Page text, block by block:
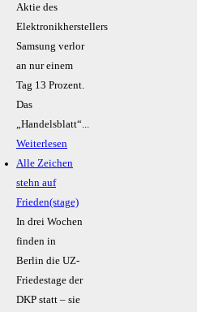
Aktie des
Elektronikherstellers
Samsung verlor
an nur einem
Tag 13 Prozent.
Das
„Handelsblatt“...
Weiterlesen
Alle Zeichen
stehn auf
Frieden(stage)
In drei Wochen
finden in
Berlin die UZ-
Friedestage der
DKP statt – sie